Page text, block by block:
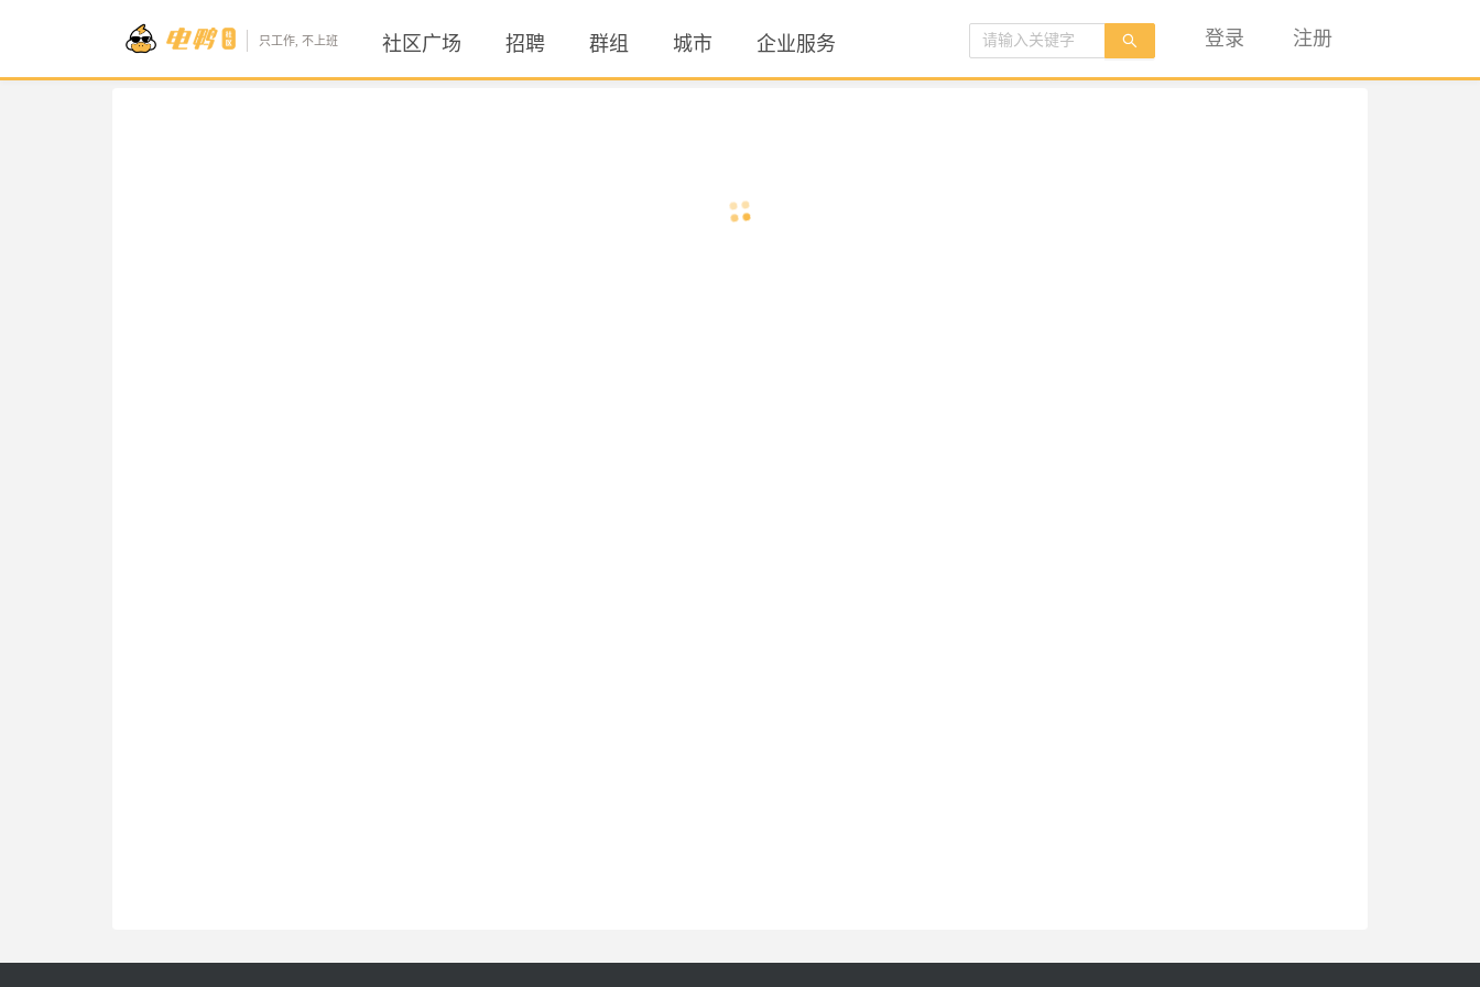
只工作, 不上班 社区广场 招聘 群组 城市 企业服务 登录 注册